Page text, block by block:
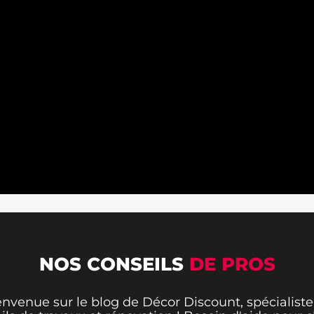
NOS CONSEILS DE PROS
sur le blog de Décor Discount,